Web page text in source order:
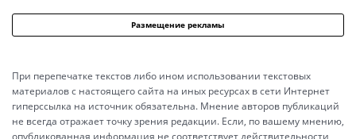
Размещение рекламы
При перепечатке текстов либо ином использовании текстовых
материалов с настоящего сайта на иных ресурсах в сети Интернет
гиперссылка на источник обязательна. Мнение авторов публикаций
не всегда отражает точку зрения редакции. Если, по вашему мнению,
опубликованная информация не соответствует действительности,